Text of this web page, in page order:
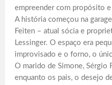
empreender com propósito
A história começou na
Feiten – atual sócia e
Lessinger. O espaço era
improvisado e o forno, o
O marido de Simone, Sérgio
enquanto os pais, o desejo